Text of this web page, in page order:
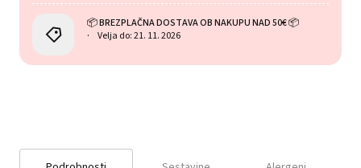
📦 BREZPLAČNA DOSTAVA OB NAKUPU NAD 50€ 📦
Velja do: 21. 11. 2026